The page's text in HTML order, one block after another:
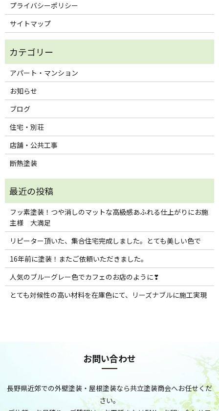
プライバシーポリシー
サイトマップ
アパート・マンション
お知らせ
ブログ
住宅・別荘
店舗・公共工事
断熱塗装
フッ素塗装！つや消しのマットな高級感あふれる仕上がりにお施
主様 大満足
リピーター頂いた、集合住宅完成しました。とても美しい色で
16年前に塗装！またご依頼いただきました。
人気のブルーグレー色でカフェのお店のように❣
とても対候性の高い材料を在庫色にて、リーズナブルに施工実現
お問い合わせ
長野県近郊での外壁塗装・屋根塗装なら共立塗装商会へお任せくだ
さい。